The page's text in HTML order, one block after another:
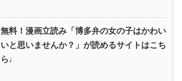
無料！漫画立読み「博多弁の女の子はかわい
いと思いませんか？」が読めるサイトはこち
ら♩